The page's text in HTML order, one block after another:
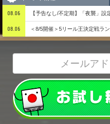
08.06 【予告なし/不定期】「夜襲」設
08.06 ＜8/5開催＞5リール王決定戦ラ